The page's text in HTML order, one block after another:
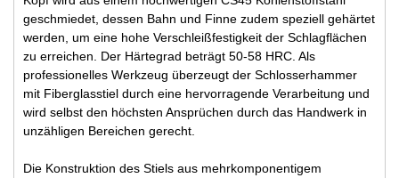
geschmiedet, dessen Bahn und Finne zudem speziell gehärtet
werden, um eine hohe Verschleißfestigkeit der Schlagflächen
zu erreichen. Der Härtegrad beträgt 50-58 HRC. Als
professionelles Werkzeug überzeugt der Schlosserhammer
mit Fiberglasstiel durch eine hervorragende Verarbeitung und
wird selbst den höchsten Ansprüchen durch das Handwerk in
unzähligen Bereichen gerecht.
Die Konstruktion des Stiels aus mehrkomponentigem